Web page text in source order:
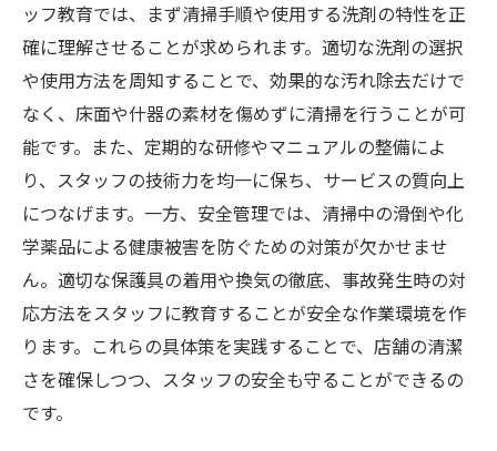
ッフ教育では、まず清掃手順や使用する洗剤の特性を正
確に理解させることが求められます。適切な洗剤の選択
や使用方法を周知することで、効果的な汚れ除去だけで
なく、床面や什器の素材を傷めずに清掃を行うことが可
能です。また、定期的な研修やマニュアルの整備によ
り、スタッフの技術力を均一に保ち、サービスの質向上
につなげます。一方、安全管理では、清掃中の滑倒や化
学薬品による健康被害を防ぐための対策が欠かせませ
ん。適切な保護具の着用や換気の徹底、事故発生時の対
応方法をスタッフに教育することが安全な作業環境を作
ります。これらの具体策を実践することで、店舗の清潔
さを確保しつつ、スタッフの安全も守ることができるの
です。